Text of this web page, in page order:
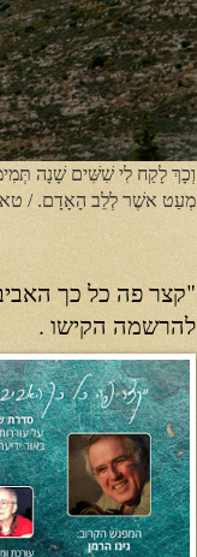
וְכָךְ לָקַח לִי שִׁשִּׁים שָׁנָה
מְעַט אשֶׁר לְלֵב הָאָדָם. / טאהא
"קצר פה כל כך
להרשמה הקישו .